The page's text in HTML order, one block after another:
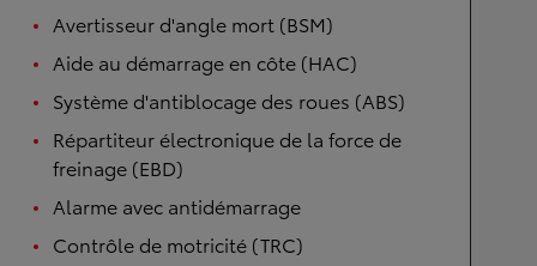
Avertisseur d'angle mort (BSM)
Aide au démarrage en côte (HAC)
Système d'antiblocage des roues (ABS)
Répartiteur électronique de la force de
freinage (EBD)
Alarme avec antidémarrage
Contrôle de motricité (TRC)